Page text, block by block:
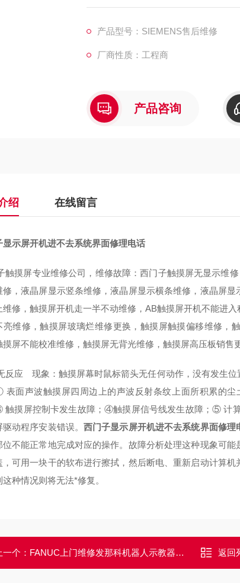
门子触摸屏）开机总在启动界面死机
产品型号：SIEMENS售后维修
厂商性质：工程商
产品咨询
绍 在线留言
显示屏开机进不去系统界面修理电话
触摸屏专业维修公司，维修故障：西门子触摸屏无显示维
修，液晶屏显示竖条维修，液晶屏显示横条维修，液晶屏
维修，触摸屏开机走一半不动维修，AB触摸屏开机不能进
亮维修，触摸屏玻璃烂维修更换，触摸屏触摸偏移维修，
摸屏不能校准维修，触摸屏无背光维修，触摸屏高压板销售
反应 现象：触摸屏幕时鼠标箭头无任何动作，没有发
表面声波触摸屏四周边上的声波反射条纹上面所积累的
触摸屏控制卡发生故障；④触摸屏信号线发生故障；⑤ 计
驱动程序安装错误。西门子显示屏开机进不去系统界面修理
不能正常地完成对应的操作。 故障分析处理这种现象可能
，可用一块干的软布进行擦拭，然后断电、重新启动计算
种情况则将无法*修复。
一个： FANUC上门维修发那科机器人示教器开机黑屏无显示解决方法 返回